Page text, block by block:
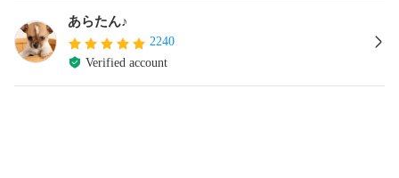
あらたん♪
2240
Verified account